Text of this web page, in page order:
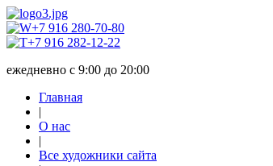
+7 916 280-70-80
+7 916 282-12-22
ежедневно с 9:00 до 20:00
Главная
|
О нас
|
Все художники сайта